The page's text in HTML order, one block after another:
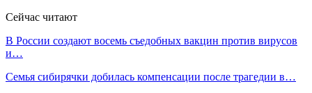
Сейчас читают
В России создают восемь съедобных вакцин против вирусов
и…
Семья сибирячки добилась компенсации после трагедии в…